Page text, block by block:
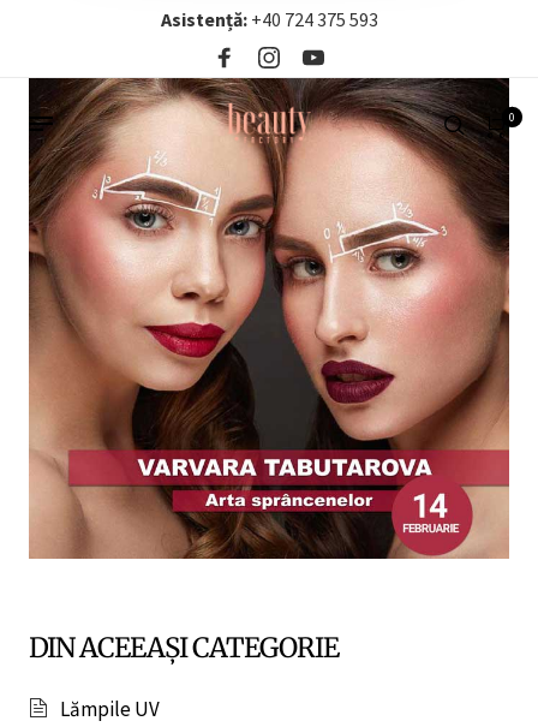
Asistență: +40 724 375 593‬
0
DIN ACEEAȘI CATEGORIE
Lămpile UV